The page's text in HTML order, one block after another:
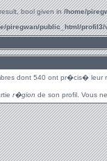
bool given in/home/
piregwan/public_html/
dont 540 ont pr�cis� leur
r�gion de son profil. Vous